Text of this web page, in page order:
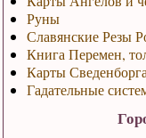
Руны
Славянские Резы
Книга Перемен,
Карты Сведенборга
Гадательные